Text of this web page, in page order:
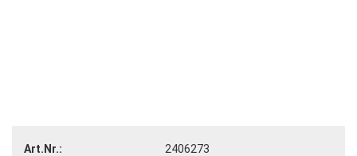
Art.Nr.:
2406273